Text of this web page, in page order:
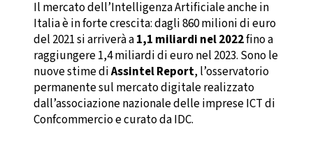
Il mercato dell’Intelligenza Artificiale anche in
Italia è in forte crescita: dagli 860 milioni di euro
del 2021 si arriverà a1,1 miliardi nel 2022fino a
raggiungere 1,4 miliardi di euro nel 2023. Sono le
nuove stime diAssintel Report, l’osservatorio
permanente sul mercato digitale realizzato
dall’associazione nazionale delle imprese ICT di
Confcommercio e curato da IDC.